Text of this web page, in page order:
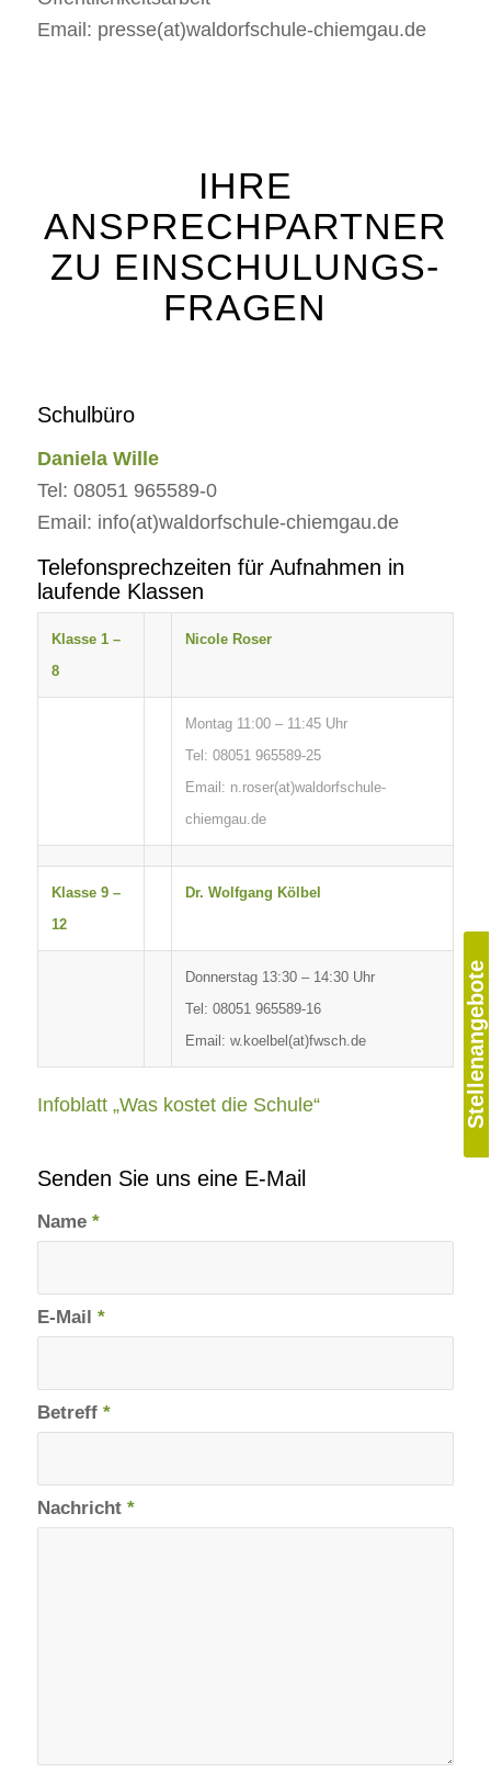
Stellenangebote
Email: presse(at)waldorfschule-chiemgau.de
IHRE
ANSPRECHPARTNER
ZU EINSCHULUNGS-
FRAGEN
Schulbüro
Daniela Wille
Tel: 08051 965589-0
Email: info(at)waldorfschule-chiemgau.de
Telefonsprechzeiten für Aufnahmen in
laufende Klassen
Klasse 1 –
8
Nicole Roser
Montag 11:00 – 11:45 Uhr
Tel: 08051 965589-25
Email: n.roser(at)waldorfschule-
chiemgau.de
Klasse 9 –
12
Dr. Wolfgang Kölbel
Donnerstag 13:30 – 14:30 Uhr
Tel: 08051 965589-16
Email: w.koelbel(at)fwsch.de
Infoblatt „Was kostet die Schule“
Senden Sie uns eine E-Mail
Name *
E-Mail *
Betreff *
Nachricht *